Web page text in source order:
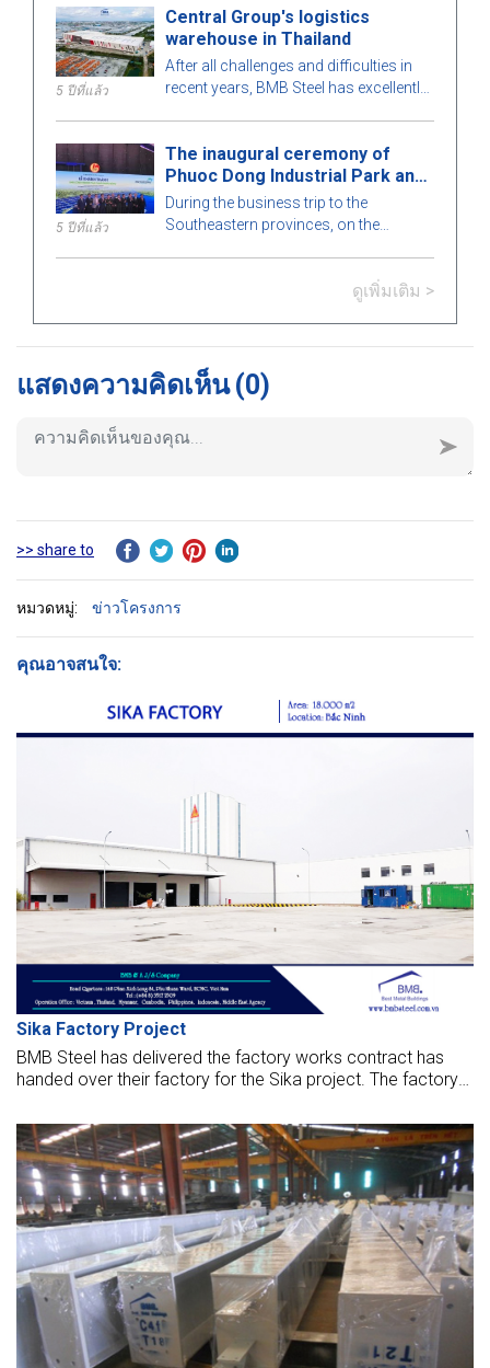
5 ปีที่แล้ว
Central Group's logistics
warehouse in Thailand
After all challenges and difficulties in
recent years, BMB Steel has excellently
5 ปีที่แล้ว
The inaugural ceremony of
Phuoc Dong Industrial Park and
Port
During the business trip to the
Southeastern provinces, on the
inaugural ceremony of Phuoc Dong
before the deadline to IMG Phuoc Dong
ดูเพิ่มเติม >
แสดงความคิดเห็น (0)
>> share to
หมวดหมู่: ข่าวโครงการ
คุณอาจสนใจ:
Sika Factory Project
BMB Steel has delivered the factory works contract has
handed over their factory for the Sika project. The factory